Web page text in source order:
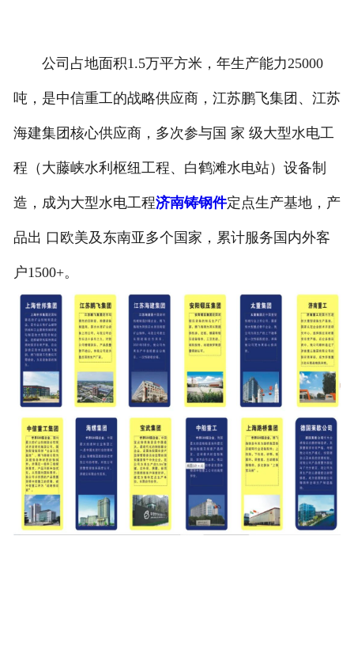
公司占地面积1.5万平方米，年生产能力25000
吨，是中信重工的战略供应商，江苏鹏飞集团、江苏
海建集团核心供应商，多次参与国 家 级大型水电工
程（大藤峡水利枢纽工程、白鹤滩水电站）设备制
造，成为大型水电工程济南铸钢件定点生产基地，产
品出 口欧美及东南亚多个国家，累计服务国内外客
户1500+。